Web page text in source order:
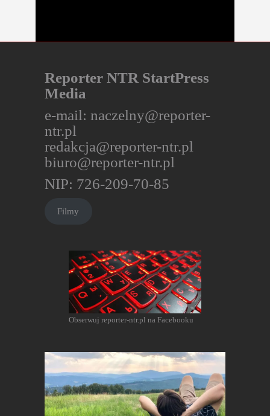
Reporter NTR StartPress
Media
e-mail: naczelny@reporter-
ntr.pl
redakcja@reporter-ntr.pl
biuro@reporter-ntr.pl
NIP: 726-209-70-85
Filmy
Obserwuj reporter-ntr.pl na Facebooku